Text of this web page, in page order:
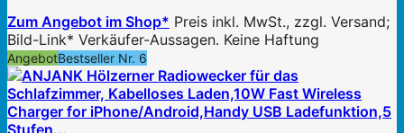
Zum Angebot im Shop* Preis inkl. MwSt., zzgl. Versand;
Bild-Link* Verkäufer-Aussagen. Keine Haftung
AngebotBestseller Nr. 6